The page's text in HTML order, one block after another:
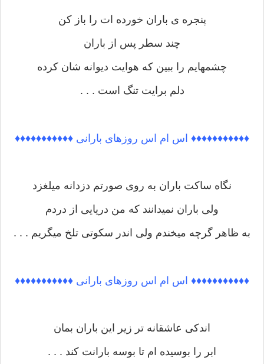
پنجره ی باران خورده ات را باز کن
چند سطر پس از باران
چشمهایم را ببین که هوایت دیوانه شان کرده
دلم برایت تنگ است . . .
♦♦♦♦♦♦♦♦♦♦♦ اس ام اس روزهای بارانی ♦♦♦♦♦♦♦♦♦♦♦
نگاه ساکت باران به روی صورتم دزدانه میلغزد
ولی باران نمیدانند که من دریایی از دردم
به ظاهر گرچه میخندم ولی اندر سکوتی تلخ میگریم . . .
♦♦♦♦♦♦♦♦♦♦♦ اس ام اس روزهای بارانی ♦♦♦♦♦♦♦♦♦♦♦
اندکی عاشقانه تر زیر این باران بمان
ابر را بوسیده ام تا بوسه بارانت کند . . .